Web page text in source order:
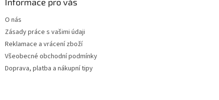
O nás
Zásady práce s vašimi údaji
Reklamace a vrácení zboží
Všeobecné obchodní podmínky
Doprava, platba a nákupní tipy